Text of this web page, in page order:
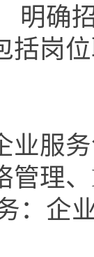
明确
括岗
业服
管理
：企